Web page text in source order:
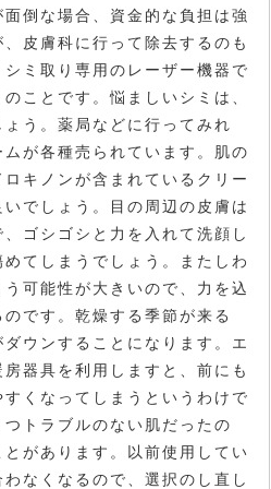
倒な場合、資金的な負担は強
皮膚科に行って除去するのも
ミ取り専用のレーザー機器で
ことです。悩ましいシミは、
う。薬局などに行ってみれ
が各種売られています。肌の
キノンが含まれているクリー
でしょう。目の周辺の皮膚は
ゴシゴシと力を入れて洗顔し
てしまうでしょう。またしわ
可能性が大きいので、力を込
です。乾燥する季節が来る
ウンすることになります。エ
器具を利用しますと、前にも
くなってしまうというわけで
トラブルのない肌だったの
があります。以前使用してい
なくなるので、選択のし直し